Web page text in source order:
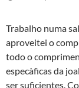
Trabalho numa
aproveitei o
todo o
especà­ficas da
ser suficientes.